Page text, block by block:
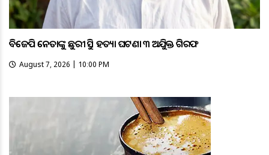
ବିଜେପି ନେତାଙ୍କୁ ଛୁରୀ ଭୁସି ହତ୍ୟା ଘଟଣା ୩ ଅଭିଯୁକ୍ତ ଗିରଫ
August 7, 2026 | 10:00 PM